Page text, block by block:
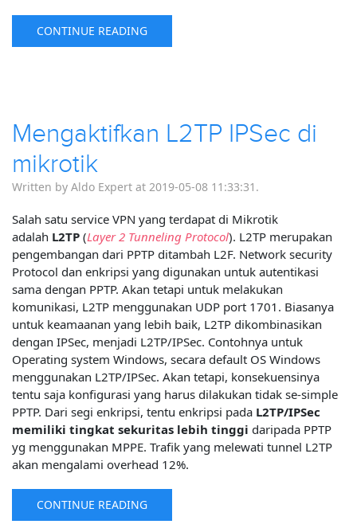
CONTINUE READING
Mengaktifkan L2TP IPSec di
mikrotik
Written by Aldo Expert at 2019-05-08 11:33:31.
Salah satu service VPN yang terdapat di Mikrotik
adalah L2TP (Layer 2 Tunneling Protocol). L2TP merupakan
pengembangan dari PPTP ditambah L2F. Network security
Protocol dan enkripsi yang digunakan untuk autentikasi
sama dengan PPTP. Akan tetapi untuk melakukan
komunikasi, L2TP menggunakan UDP port 1701. Biasanya
untuk keamaanan yang lebih baik, L2TP dikombinasikan
dengan IPSec, menjadi L2TP/IPSec. Contohnya untuk
Operating system Windows, secara default OS Windows
menggunakan L2TP/IPSec. Akan tetapi, konsekuensinya
tentu saja konfigurasi yang harus dilakukan tidak se-simple
PPTP. Dari segi enkripsi, tentu enkripsi pada L2TP/IPSec
memiliki tingkat sekuritas lebih tinggi daripada PPTP
yg menggunakan MPPE. Trafik yang melewati tunnel L2TP
akan mengalami overhead 12%.
CONTINUE READING